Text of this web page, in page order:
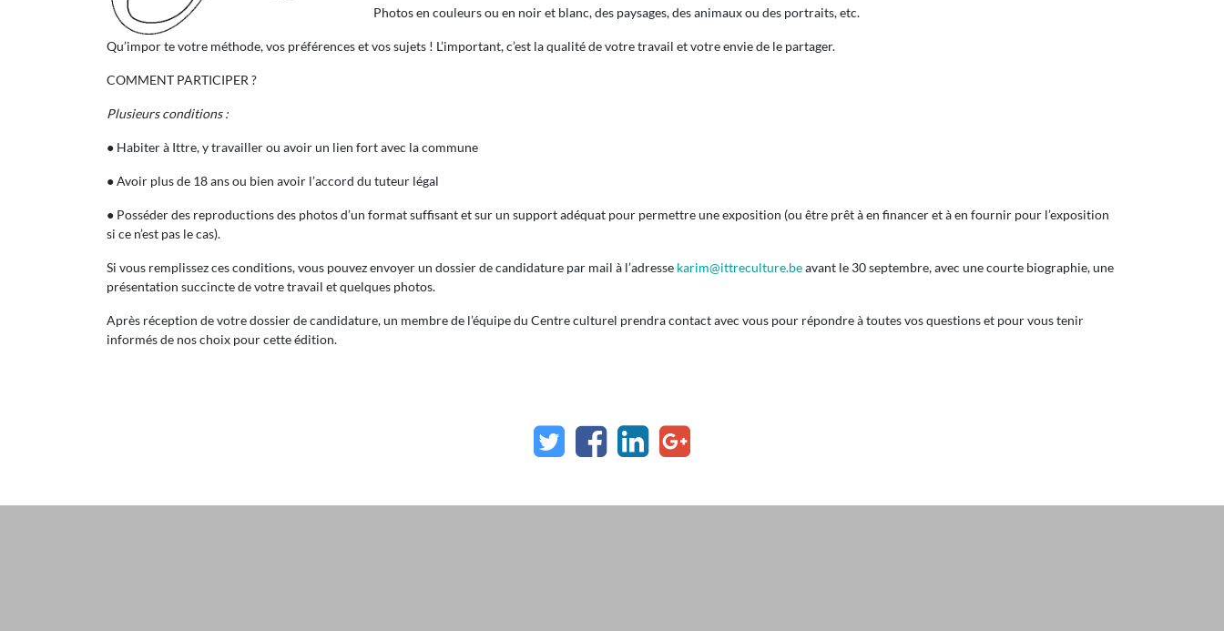
Photos en couleurs ou en noir et blanc, des paysages, des animaux ou des portraits, etc.
Qu’impor te votre méthode, vos préférences et vos sujets ! L’important, c’est la qualité de votre travail et votre envie de le partager.
COMMENT PARTICIPER ?
Plusieurs conditions :
● Habiter à Ittre, y travailler ou avoir un lien fort avec la commune
● Avoir plus de 18 ans ou bien avoir l’accord du tuteur légal
● Posséder des reproductions des photos d’un format suffisant et sur un support adéquat pour permettre une exposition (ou être prêt à en financer et à en fournir pour l’exposition
si ce n’est pas le cas).
Si vous remplissez ces conditions, vous pouvez envoyer un dossier de candidature par mail à l’adresse karim@ittreculture.beavant le 30 septembre, avec une courte biographie, une
présentation succincte de votre travail et quelques photos.
Après réception de votre dossier de candidature, un membre de l’équipe du Centre culturel prendra contact avec vous pour répondre à toutes vos questions et pour vous tenir
informés de nos choix pour cette édition.